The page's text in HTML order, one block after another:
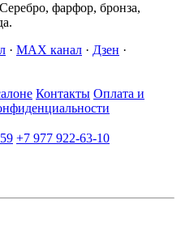
фарфор, бронза,
· MAX канал · Дзен ·
Контакты Оплата и
+7 977 922-63-10